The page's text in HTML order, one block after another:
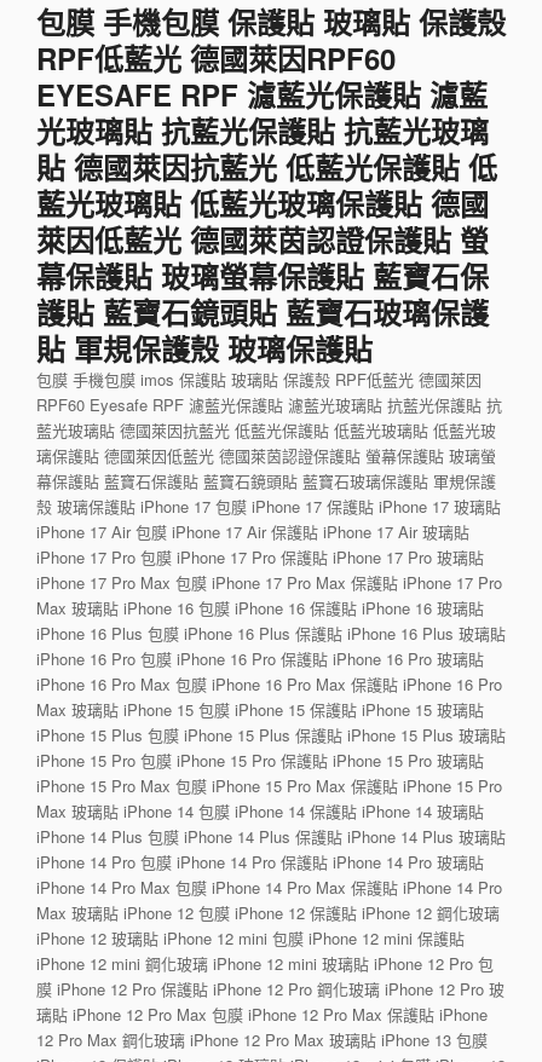
包膜 手機包膜 保護貼 玻璃貼 保護殼
RPF低藍光 德國萊因RPF60
EYESAFE RPF 濾藍光保護貼 濾藍
光玻璃貼 抗藍光保護貼 抗藍光玻璃
貼 德國萊因抗藍光 低藍光保護貼 低
藍光玻璃貼 低藍光玻璃保護貼 德國
萊因低藍光 德國萊茵認證保護貼 螢
幕保護貼 玻璃螢幕保護貼 藍寶石保
護貼 藍寶石鏡頭貼 藍寶石玻璃保護
貼 軍規保護殼 玻璃保護貼
包膜 手機包膜 imos 保護貼 玻璃貼 保護殼 RPF低藍光 德國萊因
RPF60 Eyesafe RPF 濾藍光保護貼 濾藍光玻璃貼 抗藍光保護貼 抗
藍光玻璃貼 德國萊因抗藍光 低藍光保護貼 低藍光玻璃貼 低藍光玻
璃保護貼 德國萊因低藍光 德國萊茵認證保護貼 螢幕保護貼 玻璃螢
幕保護貼 藍寶石保護貼 藍寶石鏡頭貼 藍寶石玻璃保護貼 軍規保護
殼 玻璃保護貼 iPhone 17 包膜 iPhone 17 保護貼 iPhone 17 玻璃貼
iPhone 17 Air 包膜 iPhone 17 Air 保護貼 iPhone 17 Air 玻璃貼
iPhone 17 Pro 包膜 iPhone 17 Pro 保護貼 iPhone 17 Pro 玻璃貼
iPhone 17 Pro Max 包膜 iPhone 17 Pro Max 保護貼 iPhone 17 Pro
Max 玻璃貼 iPhone 16 包膜 iPhone 16 保護貼 iPhone 16 玻璃貼
iPhone 16 Plus 包膜 iPhone 16 Plus 保護貼 iPhone 16 Plus 玻璃貼
iPhone 16 Pro 包膜 iPhone 16 Pro 保護貼 iPhone 16 Pro 玻璃貼
iPhone 16 Pro Max 包膜 iPhone 16 Pro Max 保護貼 iPhone 16 Pro
Max 玻璃貼 iPhone 15 包膜 iPhone 15 保護貼 iPhone 15 玻璃貼
iPhone 15 Plus 包膜 iPhone 15 Plus 保護貼 iPhone 15 Plus 玻璃貼
iPhone 15 Pro 包膜 iPhone 15 Pro 保護貼 iPhone 15 Pro 玻璃貼
iPhone 15 Pro Max 包膜 iPhone 15 Pro Max 保護貼 iPhone 15 Pro
Max 玻璃貼 iPhone 14 包膜 iPhone 14 保護貼 iPhone 14 玻璃貼
iPhone 14 Plus 包膜 iPhone 14 Plus 保護貼 iPhone 14 Plus 玻璃貼
iPhone 14 Pro 包膜 iPhone 14 Pro 保護貼 iPhone 14 Pro 玻璃貼
iPhone 14 Pro Max 包膜 iPhone 14 Pro Max 保護貼 iPhone 14 Pro
Max 玻璃貼 iPhone 12 包膜 iPhone 12 保護貼 iPhone 12 鋼化玻璃
iPhone 12 玻璃貼 iPhone 12 mini 包膜 iPhone 12 mini 保護貼
iPhone 12 mini 鋼化玻璃 iPhone 12 mini 玻璃貼 iPhone 12 Pro 包
膜 iPhone 12 Pro 保護貼 iPhone 12 Pro 鋼化玻璃 iPhone 12 Pro 玻
璃貼 iPhone 12 Pro Max 包膜 iPhone 12 Pro Max 保護貼 iPhone
12 Pro Max 鋼化玻璃 iPhone 12 Pro Max 玻璃貼 iPhone 13 包膜